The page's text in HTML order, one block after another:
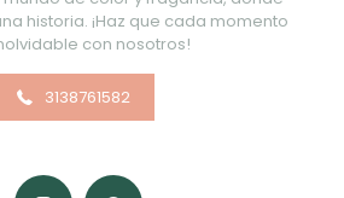
historia. ¡Haz que cada momento
con nosotros!
3138761582